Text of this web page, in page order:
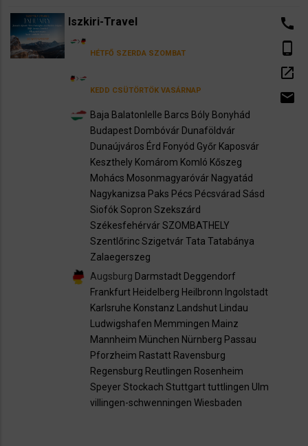
Iszkiri-Travel
HÉTFŐ SZERDA SZOMBAT
KEDD CSÜTÖRTÖK VASÁRNAP
Baja Balatonlelle Barcs Bóly Bonyhád
Budapest Dombóvár Dunaföldvár
Dunaújváros Érd Fonyód Győr Kaposvár
Keszthely Komárom Komló Kőszeg
Mohács Mosonmagyaróvár Nagyatád
Nagykanizsa Paks Pécs Pécsvárad Sásd
Siofók Sopron Szekszárd
SzékesfehérvárSZOMBATHELY
SzentlőrincSzigetvárTata Tatabánya
Zalaegerszeg
Augsburg Darmstadt Deggendorf
Frankfurt Heidelberg Heilbronn Ingolstadt
Karlsruhe Konstanz Landshut
Lindau
Ludwigshafen Memmingen Mainz
Mannheim München Nürnberg Passau
Pforzheim Rastatt Ravensburg
Regensburg Reutlingen Rosenheim
SpeyerStockach Stuttgarttuttlingen Ulm
villingen-schwenningen Wiesbaden
call
phone_android
open_in_new
email